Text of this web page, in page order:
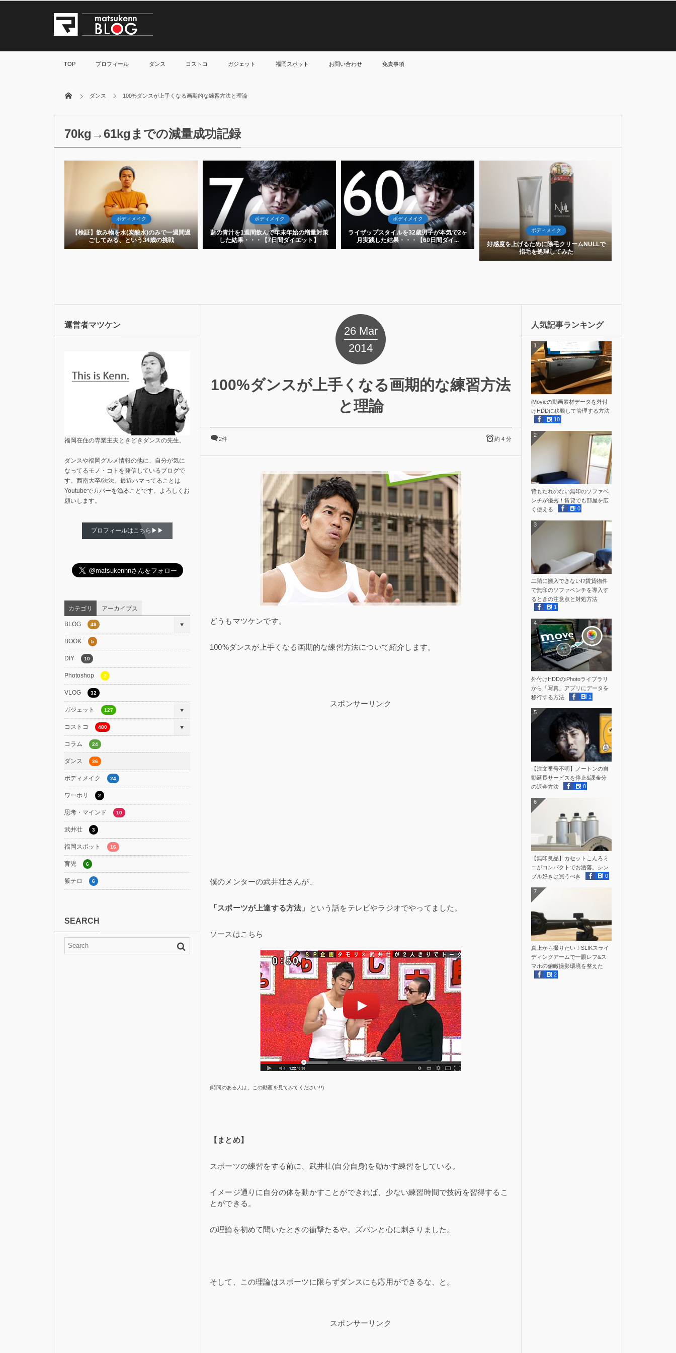
TOP プロフィール ダンス コストコ ガジェット 福岡スポット お問い合わせ 免責事項
ダンス 100%ダンスが上手くなる画期的な練習方法と理論
70kg→61kgまでの減量成功記録
9Sep
ボディメイク
【検証】飲み物を水(炭酸水)のみで一週間過
ごしてみる、という34歳の挑戦
27Dec
ボディメイク
藍の青汁を1週間飲んで年末年始の増量対策
した結果・・・【7日間ダイエット】
27
ボディメイク
ライザップスタイルを32歳男子が本気で2ヶ
月実践した結果・・・【60日間ダイ...
26
ボディメイク
好感度を上げるために除毛クリームNULLで
指毛を処理してみた
26 Mar
2014
100%ダンスが上手くなる画期的な練習方法
と理論
2件 約 4 分
どうもマツケンです。
100%ダンスが上手くなる画期的な練習方法について紹介します。
スポンサーリンク
僕のメンターの武井壮さんが、
「スポーツが上達する方法」 という話をテレビやラジオでやってました。
ソースはこちら
(時間のある人は、この動画を見てみてください!!)
【まとめ】
スポーツの練習をする前に、武井壮(自分自身)を動かす練習をしている。
イメージ通りに自分の体を動かすことができれば、少ない練習時間で技術を習得するこ
とができる。
の理論を初めて聞いたときの衝撃たるや。ズバンと心に刺さりました。
そして、この理論はスポーツに限らずダンスにも応用ができるな、と。
スポンサーリンク
運営者マツケン
福岡在住の専業主夫ときどきダンスの先生。
ダンスや福岡グルメ情報の他に、自分が気に
なってるモノ・コトを発信しているブログで
す。西南大卒/法法。最近ハマってることは
Youtubeでカバーを漁ることです。よろしくお
願いします。
プロフィールはこちら▶▶
カテゴリ アーカイブス
BLOG 49
BOOK 5
DIY 10
Photoshop 2
VLOG 32
ガジェット 127
コストコ 480
コラム 24
ダンス 36
ボディメイク 24
ワーホリ 2
思考・マインド 10
武井壮 3
福岡スポット 16
育児 6
飯テロ 6
SEARCH
人気記事ランキング
1
iMovieの動画素材データを外付
けHDDに移動して管理する方法
10
2
背もたれのない無印のソファベ
ンチが優秀！賃貸でも部屋を広
く使える
0
3
二階に搬入できない!?賃貸物件
で無印のソファベンチを導入す
るときの注意点と対処方法
1
4
外付けHDDのiPhotoライブラリ
から「写真」アプリにデータを
移行する方法
1
5
【注文番号不明】ノートンの自
動延長サービスを停止&課金分
の返金方法
0
6
【無印良品】カセットこんろミ
ニがコンパクトでお洒落。シン
プル好きは買うべき
0
7
真上から撮りたい！SLIKスライ
ディングアームで一眼レフ&ス
マホの俯瞰撮影環境を整えた
2